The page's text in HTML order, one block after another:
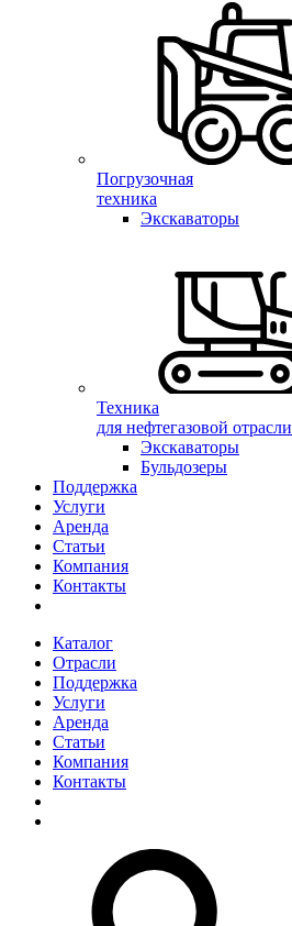
Погрузочная
техника
Экскаваторы
Техника
для нефтегазовой отрасли
Экскаваторы
Бульдозеры
Поддержка
Услуги
Аренда
Статьи
Компания
Контакты
Каталог
Отрасли
Поддержка
Услуги
Аренда
Статьи
Компания
Контакты